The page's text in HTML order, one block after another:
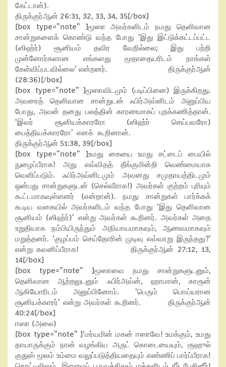
கேட்டான்).
திருக்குர்ஆன் 26:31, 32, 33, 34, 35[/box]
[box type=”note” ]மூஸா அவர்களிடம் நமது தெளிவான
சான்றுகளைக் கொண்டு வந்த போது ‘இது இட்டுக்கட்டப்பட்ட
(ஸிஹ்ர்) சூனியம் தவிர வேறில்லை; இது பற்றி
முன்னோர்களான எங்களது மூதாதையரிடம் நாங்கள்
கேள்விப்படவில்லை’ என்றனர். திருக்குர்ஆன்
(28:36)[/box]
[box type=”note” ]மூஸாவிடமும் (படிப்பினை) இருக்கிறது.
அவரைத் தெளிவான சான்றுடன் ஃபிர்அவ்னிடம் அனுப்பிய
போது, அவன் தனது பலத்தின் காரணமாகப் புறக்கணித்தான்.
‘இவர் சூனியக்காரரோ (ஸிஹ்ர் செய்பவரோ)
பைத்தியக்காரரோ’ எனக் கூறினான்.
திருக்குர்ஆன் 51:38, 39[/box]
[box type=”note” ]உமது கையை உமது சட்டைப் பையில்
நுழைப்பீராக! அது எவ்விதத் தீங்குமின்றி வெண்மையாக
வெளிப்படும். ஃபிர்அவ்னிடமும் அவனது சமுதாயத்திடமும்
ஒன்பது சான்றுகளுடன் (செல்வீராக!) அவர்கள் குற்றம் புரியும்
கூட்டமாகவுள்ளனர் (என்றான்). நமது சான்றுகள் பார்க்கக்
கூடிய வகையில் அவர்களிடம் வந்த போது ‘இது தெளிவான
சூனியம் (ஸிஹ்ர்)’ என்று அவர்கள் கூறினர். அவர்கள் அதை
உறுதியாக நம்பியிருந்தும் அநியாயமாகவும், ஆணவமாகவும்
மறுத்தனர். ‘குழப்பம் செய்தோரின் முடிவு எவ்வாறு இருந்தது?’
என்று கவனிப்பீராக! திருக்குர்ஆன் 27:12, 13,
14[/box]
[box type=”note” ]மூஸாவை நமது சான்றுகளுடனும்,
தெளிவான ஆற்றலுடனும் ஃபிர்அவ்ன், ஹாமான், காரூன்
ஆகியோரிடம் அனுப்பினோம். ‘பெரும் பொய்யரான
சூனியக்காரர்’ என்று அவர்கள் கூறினர். திருக்குர்ஆன்
40:24[/box]
ஈஸா (அலை)
[box type=”note” ]‘மர்யமின் மகன் ஈஸாவே! உமக்கும், உமது
தாயாருக்கும் நான் வழங்கிய அருட் கொடையையும், ரூஹுல்
குதுஸ் மூலம் உம்மை வலுப்படுத்தியதையும் எண்ணிப் பார்ப்பீராக!